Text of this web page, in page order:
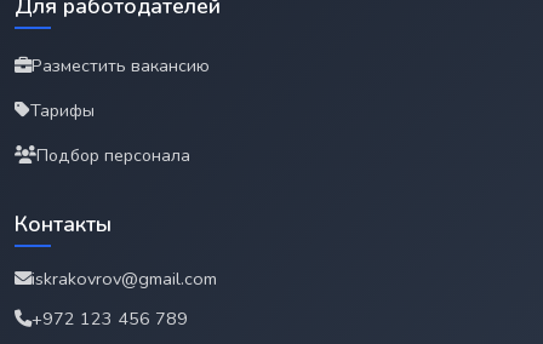
Разместить вакансию
Тарифы
Подбор персонала
Контакты
iskrakovrov@gmail.com
+972 123 456 789